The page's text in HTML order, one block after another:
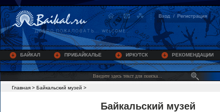
БАЙКАЛ ПРИБАЙКАЛЬЕ ИРКУТСК РЕКОМЕНДАЦИИ
Главная > Байкальский музей >
Байкальский музей